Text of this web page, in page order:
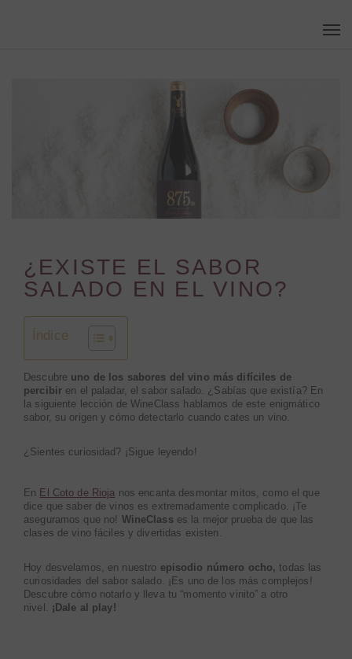
¿EXISTE EL SABOR
SALADO EN EL VINO?
Índice
Descubre uno de los sabores del vino más difíciles de
percibir en el paladar, el sabor salado. ¿Sabías que existía? En
la siguiente lección de WineClass hablamos de este enigmático
sabor, su origen y cómo detectarlo cuando cates un vino.
¿Sientes curiosidad? ¡Sigue leyendo!
En El Coto de Rioja nos encanta desmontar mitos, como el que
dice que saber de vinos es extremadamente complicado. ¡Te
aseguramos que no! WineClass es la mejor prueba de que las
clases de vino fáciles y divertidas existen.
Hoy desvelamos, en nuestro episodio número ocho, todas las
curiosidades del sabor salado. ¡Es uno de los más complejos!
Descubre cómo notarlo y lleva tu “momento vinito” a otro
nivel. ¡Dale al play!